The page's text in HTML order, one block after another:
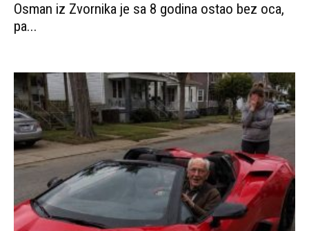
Osman iz Zvornika je sa 8 godina ostao bez oca,
pa...